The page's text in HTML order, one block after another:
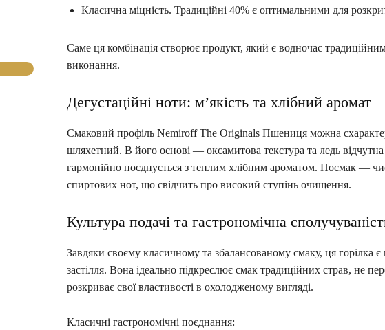
Класична міцність. Традиційні 40% є оптимальними для
Саме ця комбінація створює продукт, який є водночас
виконання.
Дегустаційні ноти: м’якість та хлібний аромат
Смаковий профіль Nemiroff The Originals Пшениця можна
шляхетний. В його основі — оксамитова текстура та ледь відчутна
гармонійно поєднується з теплим хлібним ароматом. Посмак —
спиртових нот, що свідчить про високий ступінь очищення.
Культура подачі та гастрономічна
Завдяки своєму класичному та збалансованому смаку, ця горілка
застілля. Вона ідеально підкреслює смак традиційних страв, не
розкриває свої властивості в охолодженому вигляді.
Класичні гастрономічні поєднання: